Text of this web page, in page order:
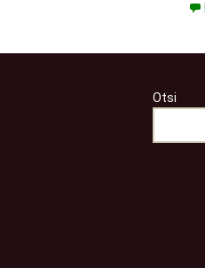
Otsi